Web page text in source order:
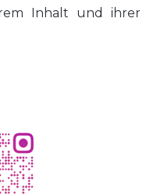
Inhalt und ihrer